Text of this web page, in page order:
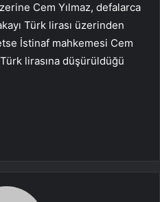
Cem Yılmaz, defalarca
Türk lirası üzerinden
İstinaf mahkemesi Cem
Türk lirasına düşürüldüğü